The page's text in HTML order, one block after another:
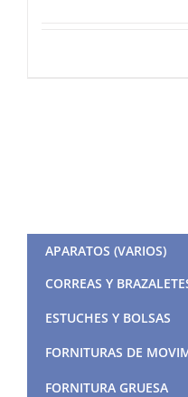
APARATOS (VARIOS)
CORREAS Y
ESTUCHES Y BOLSAS
FORNITURAS DE
FORNITURA GRUESA